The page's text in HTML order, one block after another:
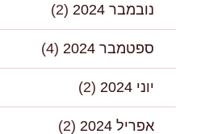
נובמבר 2024 (2)
ספטמבר 2024 (4)
יוני 2024 (2)
אפריל 2024 (2)